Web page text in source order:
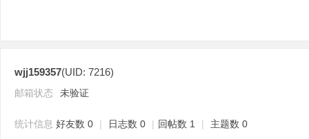
wjj159357(UID: 7216)
邮箱状态 未验证
统计信息 好友数 0 | 日志数 0 | 回帖数 1 | 主题数 0